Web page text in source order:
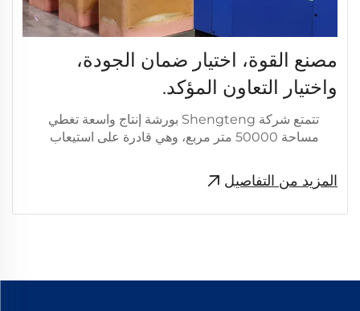
مصنع القوة، اختيار ضمان الجودة،
واختيار التعاون المؤكد.
تتمتع شركة Shengteng بورشة إنتاج واسعة تغطي
مساحة 50000 متر مربع، وهي قادرة على استيعاب
الفعال. مع تخطيط الإنتاج المثالي وسلسلة التوريد
الفعالة،...
المزيد من التفاصيل